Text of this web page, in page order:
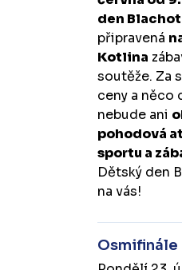
den
připravená
Kotlina
soutěže. Za
ceny a něco
nebude ani
pohodová
sportu a
Dětský den
na vás!
Osmifinále